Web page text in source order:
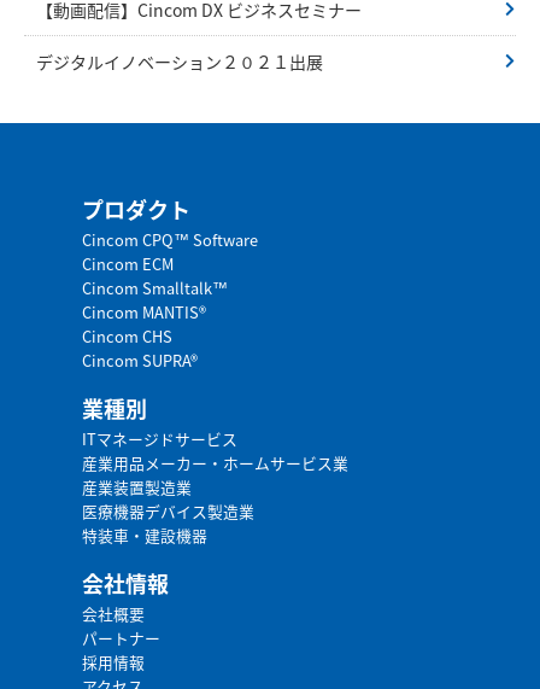
【動画配信】Cincom DX ビジネスセミナー
デジタルイノベーション２０２１出展
プロダクト
Cincom CPQ™ Software
Cincom ECM
Cincom Smalltalk™
Cincom MANTIS®
Cincom CHS
Cincom SUPRA®
業種別
ITマネージドサービス
産業用品メーカー・ホームサービス業
産業装置製造業
医療機器デバイス製造業
特装車・建設機器
会社情報
会社概要
パートナー
採用情報